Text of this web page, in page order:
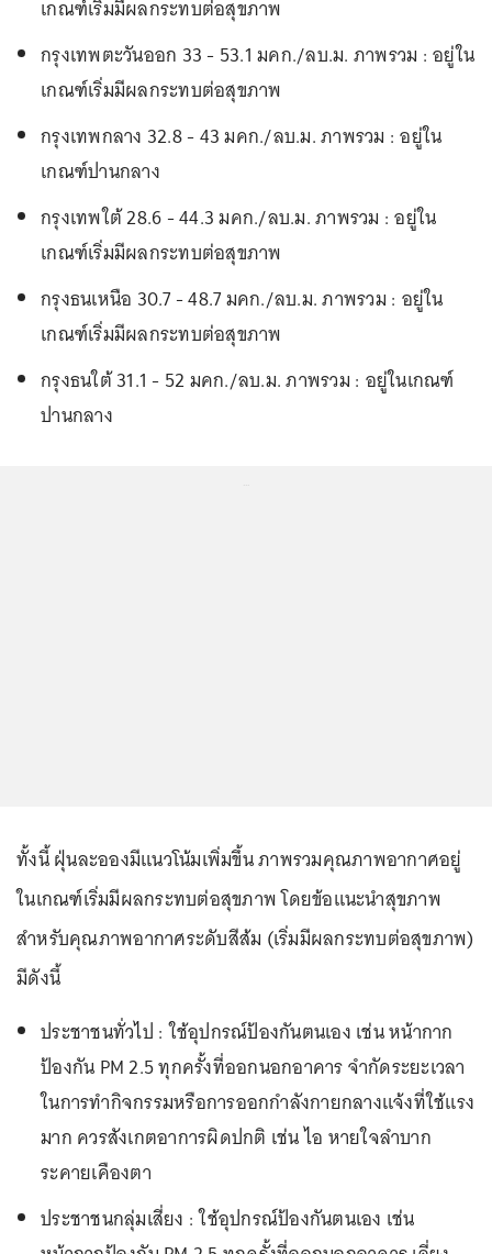
เกณฑ์เริ่มมีผลกระทบต่อสุขภาพ
กรุงเทพตะวันออก 33 - 53.1 มคก./ลบ.ม. ภาพรวม : อยู่ใน
เกณฑ์เริ่มมีผลกระทบต่อสุขภาพ
กรุงเทพกลาง 32.8 - 43 มคก./ลบ.ม. ภาพรวม : อยู่ใน
เกณฑ์ปานกลาง
กรุงเทพใต้ 28.6 - 44.3 มคก./ลบ.ม. ภาพรวม : อยู่ใน
เกณฑ์เริ่มมีผลกระทบต่อสุขภาพ
กรุงธนเหนือ 30.7 - 48.7 มคก./ลบ.ม. ภาพรวม : อยู่ใน
เกณฑ์เริ่มมีผลกระทบต่อสุขภาพ
กรุงธนใต้ 31.1 - 52 มคก./ลบ.ม. ภาพรวม : อยู่ในเกณฑ์
ปานกลาง
ทั้งนี้ ฝุ่นละอองมีแนวโน้มเพิ่มขึ้น ภาพรวมคุณภาพอากาศอยู่
ในเกณฑ์เริ่มมีผลกระทบต่อสุขภาพ โดยข้อแนะนำสุขภาพ
สำหรับคุณภาพอากาศระดับสีส้ม (เริ่มมีผลกระทบต่อสุขภาพ)
มีดังนี้
ประชาชนทั่วไป : ใช้อุปกรณ์ป้องกันตนเอง เช่น หน้ากาก
ป้องกัน PM 2.5 ทุกครั้งที่ออกนอกอาคาร จำกัดระยะเวลา
ในการทำกิจกรรมหรือการออกกำลังกายกลางแจ้งที่ใช้แรง
มาก ควรสังเกตอาการผิดปกติ เช่น ไอ หายใจลำบาก
ระคายเคืองตา
ประชาชนกลุ่มเสี่ยง : ใช้อุปกรณ์ป้องกันตนเอง เช่น